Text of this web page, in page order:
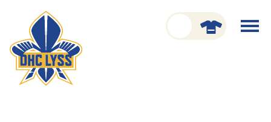
Menü
öffnen
schliessen
CLUB